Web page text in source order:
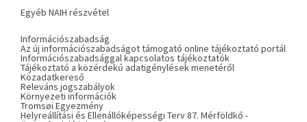
Egyéb NAIH részvétel
Információszabadság
Az új információszabadságot támogató online tájékoztató portál
Információszabadsággal kapcsolatos tájékoztatók
Tájékoztató a közérdekű adatigénylések menetéről
Közadatkereső
Releváns jogszabályok
Környezeti információk
Tromsøi Egyezmény
Helyreállítási és Ellenállóképességi Terv 87. Mérföldkő -